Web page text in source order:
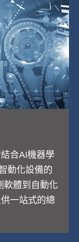
合AI機器學
動化設備的
軟體到自動化
一站式的總